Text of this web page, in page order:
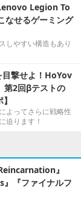
Legion To
なせるゲーミング
しやすい構造もあり
目撃せよ！HoYov
第2回βテストの
よってさらに戦略性
迫ります！
』
『ファイナルフ